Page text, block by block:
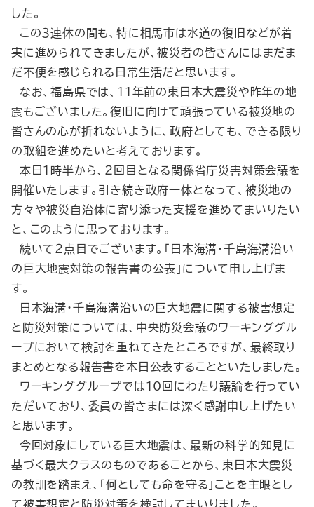
した。
この３連休の間も、特に相馬市は水道の復旧などが着
実に進められてきましたが、被災者の皆さんにはまだま
だ不便を感じられる日常生活だと思います。
なお、福島県では、11年前の東日本大震災や昨年の地
震もございました。復旧に向けて頑張っている被災地の
皆さんの心が折れないように、政府としても、できる限り
の取組を進めたいと考えております。
本日１時半から、２回目となる関係省庁災害対策会議を
開催いたします。引き続き政府一体となって、被災地の
方々や被災自治体に寄り添った支援を進めてまいりたい
と、このように思っております。
続いて２点目でございます。「日本海溝・千島海溝沿い
の巨大地震対策の報告書の公表」について申し上げま
す。
日本海溝・千島海溝沿いの巨大地震に関する被害想定
と防災対策については、中央防災会議のワーキンググル
ープにおいて検討を重ねてきたところですが、最終取り
まとめとなる報告書を本日公表することといたしました。
ワーキンググループでは10回にわたり議論を行ってい
ただいており、委員の皆さまには深く感謝申し上げたい
と思います。
今回対象にしている巨大地震は、最新の科学的知見に
基づく最大クラスのものであることから、東日本大震災
の教訓を踏まえ、「何としても命を守る」ことを主眼とし
て被害想定と防災対策を検討してまいりました。